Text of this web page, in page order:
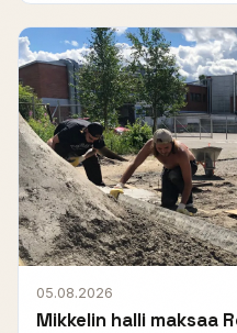
05.08.2026
Mikkelin halli maksaa